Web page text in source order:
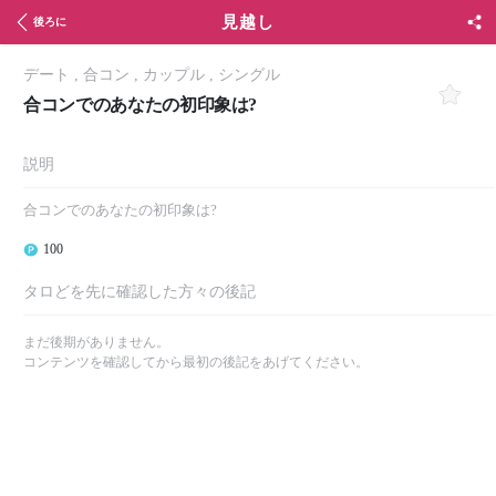
後ろに 見越し
デート , 合コン , カップル , シングル
合コンでのあなたの初印象は?
説明
合コンでのあなたの初印象は?
100
タロどを先に確認した方々の後記
まだ後期がありません。
コンテンツを確認してから最初の後記をあげてください。